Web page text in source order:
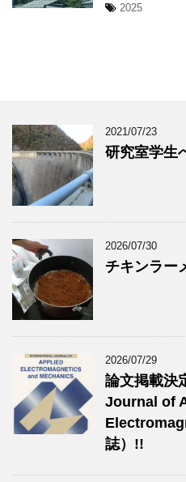
2025
2021/07/23
研究室学生
2026/07/30
チキンラー
2026/07/29
論文掲載決
Journal of
誌）!!